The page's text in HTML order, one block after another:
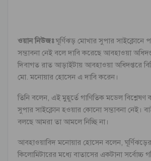
ওয়ান নিউজঃঘূর্ণিঝড় মোখার সুপার সাইক্লোনে
সম্ভাবনা নেই বলে দাবি করেছে আবহাওয়া
দিবাগত রাত আড়াইটায় আবহাওয়া অধিদপ্তরে
মো. মনোয়ার হোসেন এ দাবি করেন।
তিনি বলেন, এই মুহূর্তে গাণিতিক মডেল বিশ্লেষণ
সুপার সাইক্লোন হওয়ার কোনো সম্ভাবনা নেই।
বলছে আমরা তা আমলে নিচ্ছি না।
আবহাওয়াবিদ মনোয়ার হোসেন বলেন, ঘূর্ণিঝড়ের
কিলোমিটারের মধ্যে বাতাসের একটানা সর্বোচ্চ